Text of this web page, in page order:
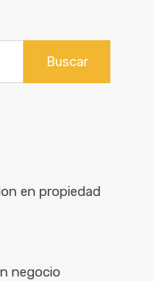
en propiedad
negocio